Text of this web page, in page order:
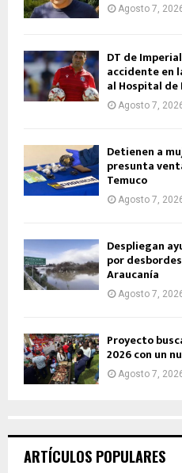
Agosto 7,
DT de
accidente en
al Hospital de
Agosto 7,
Detienen a
presunta
Temuco
Agosto 7,
Despliegan
por
Araucanía
Agosto 7,
Proyecto
2026 con un
Agosto 7,
ARTÍCULOS POPULARES